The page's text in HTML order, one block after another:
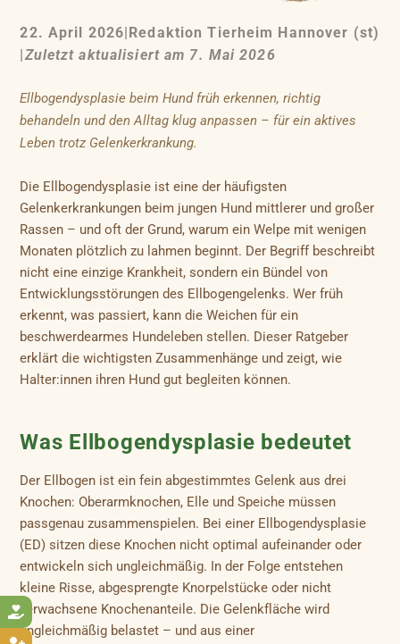

22. April 2026 Redaktion Tierheim Hannover (st)
Zuletzt aktualisiert am 7. Mai 2026
Ellbogendysplasie beim Hund früh erkennen, richtig
behandeln und den Alltag klug anpassen – für ein aktives
Leben trotz Gelenkerkrankung.
Die Ellbogendysplasie ist eine der häufigsten
Gelenkerkrankungen beim jungen Hund mittlerer und großer
Rassen – und oft der Grund, warum ein Welpe mit wenigen
Monaten plötzlich zu lahmen beginnt. Der Begriff beschreibt
nicht eine einzige Krankheit, sondern ein Bündel von
Entwicklungsstörungen des Ellbogengelenks. Wer früh
erkennt, was passiert, kann die Weichen für ein
beschwerdearmes Hundeleben stellen. Dieser Ratgeber
erklärt die wichtigsten Zusammenhänge und zeigt, wie
Halter:innen ihren Hund gut begleiten können.
Was Ellbogendysplasie bedeutet
Der Ellbogen ist ein fein abgestimmtes Gelenk aus drei
Knochen: Oberarmknochen, Elle und Speiche müssen
passgenau zusammenspielen. Bei einer Ellbogendysplasie
(ED) sitzen diese Knochen nicht optimal aufeinander oder
entwickeln sich ungleichmäßig. In der Folge entstehen
kleine Risse, abgesprengte Knorpelstücke oder nicht
verwachsene Knochenanteile. Die Gelenkfläche wird
ungleichmäßig belastet – und aus einer